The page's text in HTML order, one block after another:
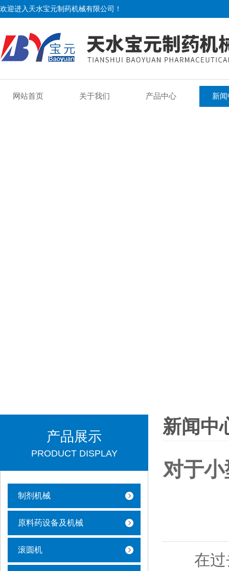
欢迎进入天水宝元制药机械有限公司！
网站首页 关于我们 产品中心 新
产品展示
PRODUCT DISPLAY
制剂机械
原料药设备及机械
滚圆机
新闻中
对于
在过去